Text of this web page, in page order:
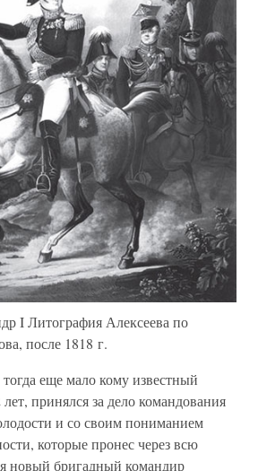
I Литография Алексеева по
после 1818 г.
еще мало кому известный
принялся за дело командования
и со своим пониманием
которые пронес через всю
новый бригадный командир